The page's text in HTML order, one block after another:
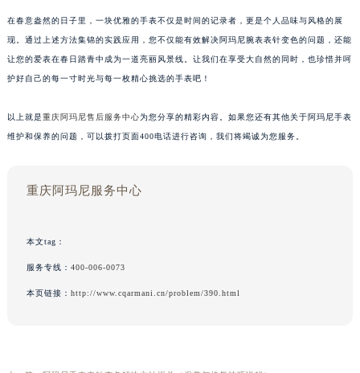
在春意盎然的日子里，一块优雅的手表不仅是时间的记录者，更是个人品味与风格的展
现。通过上述方法集锦的实践应用，您不仅能有效解决阿玛尼腕表表针变色的问题，还能
让您的爱表在春日踏青中成为一道亮丽风景线。让我们在享受大自然的同时，也珍惜并呵
护好自己的每一寸时光与每一枚精心挑选的手表吧！
以上就是重庆阿玛尼售后服务中心为您分享的精彩内容。如果您还有其他关于阿玛尼手表
维护和保养的问题，可以拨打页面400电话进行咨询，我们将竭诚为您服务。
重庆阿玛尼服务中心
本文tag：
服务专线： 400-006-0073
本页链接： http://www.cqarmani.cn/problem/390.html